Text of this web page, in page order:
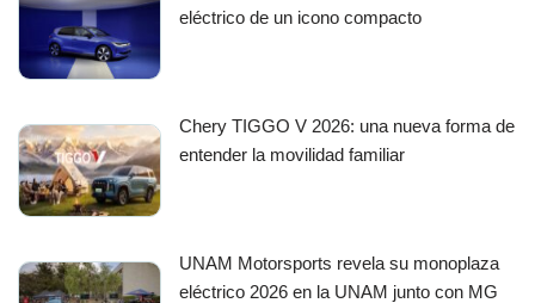
eléctrico de un icono compacto
Chery TIGGO V 2026: una nueva forma de
entender la movilidad familiar
UNAM Motorsports revela su monoplaza
eléctrico 2026 en la UNAM junto con MG